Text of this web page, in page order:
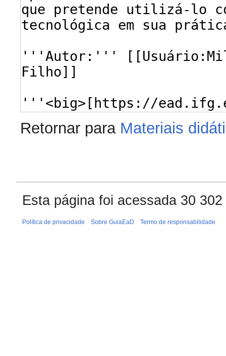
Retornar para Materiais
Esta página foi acessada 30
Política de privacidade Sobre GuiaEaD Termo de responsabilidade